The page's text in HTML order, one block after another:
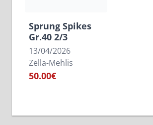
Sprung Spikes
Gr.40 2/3
13/04/2026
Zella-Mehlis
50.00€